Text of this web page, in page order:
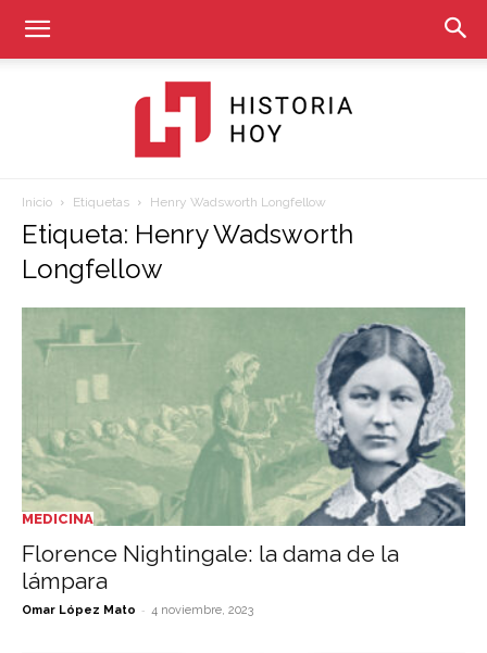
Historia
Hoy
Inicio Etiquetas Henry Wadsworth Longfellow
Etiqueta: Henry Wadsworth
Longfellow
MEDICINA
Florence Nightingale: la dama de la
lámpara
Omar López Mato - 4 noviembre, 2023